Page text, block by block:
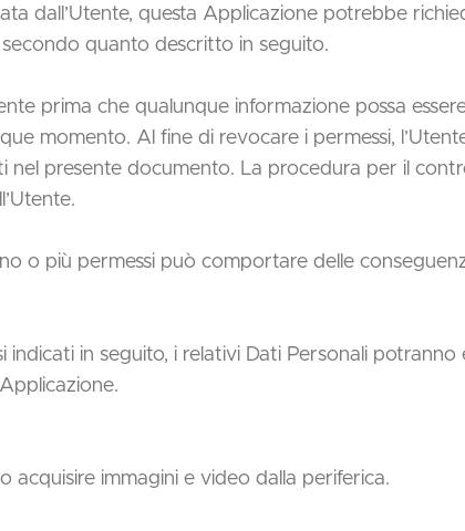
dall’Utente, questa Applicazione potrebbe
secondo quanto descritto in seguito.
prima che qualunque informazione possa
momento. Al fine di revocare i permessi,
presente documento. La procedura per il
o più permessi può comportare delle
indicati in seguito, i relativi Dati Personali
acquisire immagini e video dalla periferica.